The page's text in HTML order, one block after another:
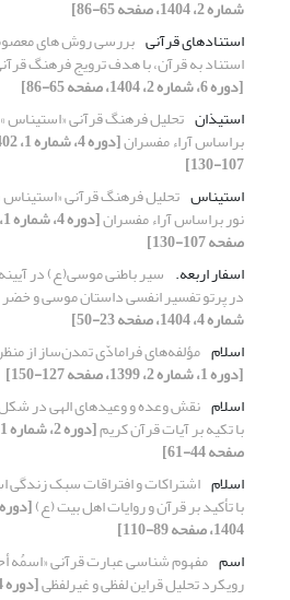
شماره 2، 1404، صفحه 65-86]
استنادهای قرآنی بررسی روش های
استناد به قرآن، با هدف ترویج فرهنگ
[دوره 6، شماره 2، 1404، صفحه 65-86]
استیذان تحلیل فرهنگ قرآنی «استیناس
براساس آراء مفسران
107-130]
استیناس تحلیل فرهنگ قرآنی
نور براساس آراء مفسران
صفحه 107-130]
اسفار اربعه. سیر باطنی موسی(ع) در آیینه
در پرتو تفسیر انفسی داستان موسی و خضر
شماره 4، 1404، صفحه 23-50]
اسلام مؤلفه‌های فرامادّی تمدن‌ساز از
[دوره 1، شماره 2، 1399، صفحه 127-150]
اسلام نقش وعده و وعیدهای الهی در
با تکیه بر آیات قرآن کریم
صفحه 44-61]
اسلام اشتراکات و افتراقات سبک زندگی
با تأکید بر قرآن و روایات اهل بیت (ع)
1404، صفحه 89-110]
اسم مفهوم شناسی عبارت قرآنی «اسمُه
رویکرد تحلیل قراین لفظی و غیرلفظی